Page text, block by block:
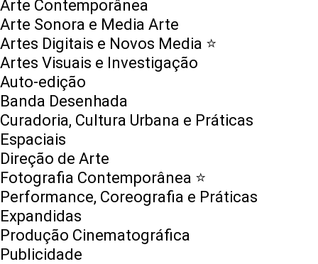
Arte Contemporânea
Arte Sonora e Media Arte
Artes Digitais e Novos Media ⭐️
Artes Visuais e Investigação
Auto-edição
Banda Desenhada
Curadoria, Cultura Urbana e Práticas
Espaciais
Direção de Arte
Fotografia Contemporânea ⭐️
Performance, Coreografia e Práticas
Expandidas
Produção Cinematográfica
Publicidade